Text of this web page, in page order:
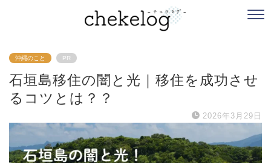
沖縄のこと PR
石垣島移住の闇と光｜移住を成功させ
るコツとは？？
2026年3月29日